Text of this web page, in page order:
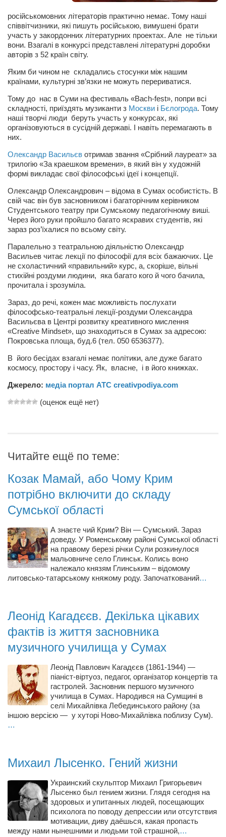
Игорь Добровольский
Ольга Козаченко
Оксана Скоробагатская
Евгений Полюхович
Ольга Чикина
Бизнес-партнёры
Здоровье
Косметологическое отделение КП Сумская
городская клиническая больница №4
Оптика — Медтехника
Тенториум -центр независимых дистрибьюторов
Кафе, клубы, рестораны
«Винегрет» — демократичный ресторан
«ЧАЙ — КАВА» магазин — кафе
Магазины
«CYCLE GARAGE» — магазин велосипедов
«Книголюб» — супермаркет
Багетный двор
«Павел» — магазин мужской одежды
Туризм
«Траверс» — экипировочный центр
Евгений Касьяненко
Сергей Коноз
Звукорежиссёры
Alfom Studio
Guitarproduction Studio
Режиссёры
Художники
Надія Белокур
Анна Гидора
Леонтий Костур
Римма Миленкова
Ирина Проценко
Анна Черненко
Марина Фенота
Гостиная
Он и Она
російськомовних літераторів практично немає. Тому наші
співвітчизники, які пишуть російською, вимушені брати
участь у закордонних літературних проектах. Але не тільки
вони. Взагалі в конкурсі представлені літературні доробки
авторів з 52 країн світу.
Яким би чином не складались стосунки між нашим
країнами, культурні зв’язки не можуть перериватися.
Тому до нас в Суми на фестиваль «Bach-fest», попри всі
складності, приїздять музиканти з Москви і Бєлогрода. Тому
наші творчі люди беруть участь у конкурсах, які
організовуються в сусідній державі. І навіть перемагають в
них.
Олександр Васильєв отримав звання «Срібний лауреат» за
трилогію «За краешком времени», в який він у художній
формі викладає свої філософські ідеї і концепції.
Олександр Олександрович – відома в Сумах особистість. В
свій час він був засновником і багаторічним керівником
Студентського театру при Сумському педагогічному виші.
Через його руки пройшло багато яскравих студентів, які
зараз роз’їхалися по всьому світу.
Паралельно з театральною діяльністю Олександр
Васильев читає лекції по філософії для всіх бажаючих. Це
не схоластичний «правильний» курс, а, скоріше, вільні
стихійні роздуми людини, яка багато кого й чого бачила,
прочитала і зрозуміла.
Зараз, до речі, кожен має можливість послухати
філософсько-театральні лекції-роздуми Олександра
Васильєва в Центрі розвитку креативного мислення
«Creative Mindset», що знаходиться в Сумах за адресою:
Покровська площа, буд.6 (тел. 050 6536377).
В його бесідах взагалі немає політики, але дуже багато
космосу, простору і часу. Як, власне, і в його книжках.
Джерело: медіа портал АТС creativpodiya.com
(оценок ещё нет)
Читайте ещё по теме:
Козак Мамай, або Чому Крим
потрібно включити до складу
Сумської області
А знаєте чий Крим? Він — Сумський. Зараз
доведу. У Роменському районі Сумської області
на правому березі річки Сули розкинулося
мальовниче село Глинськ. Колись воно
належало князям Глинським – відомому
литовсько-татарському княжому роду. Започаткований…
Леонід Кагадєєв. Декілька цікавих
фактів із життя засновника
музичного училища у Сумах
Леонід Павлович Кагадєєв (1861-1944) —
піаніст-віртуоз, педагог, організатор концертів та
гастролей. Засновник першого музичного
училища в Сумах. Народився на Сумщині в
селі Михайлівка Лебединського району (за
іншою версією — у хуторі Ново-Михайлівка поблизу Сум).
…
Михаил Лысенко. Гений жизни
Украинский скульптор Михаил Григорьевич
Лысенко был гением жизни. Глядя сегодня на
здоровых и упитанных людей, посещающих
психолога по поводу депрессии или отсутствия
мотивации, диву даёшься, какая пропасть
между нами нынешними и людьми той страшной,…